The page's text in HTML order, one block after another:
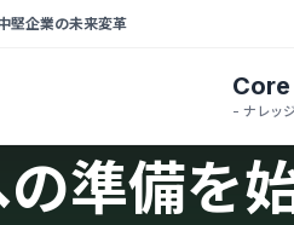
堅企業の未来変革
Core
- ナレッ
の準備を